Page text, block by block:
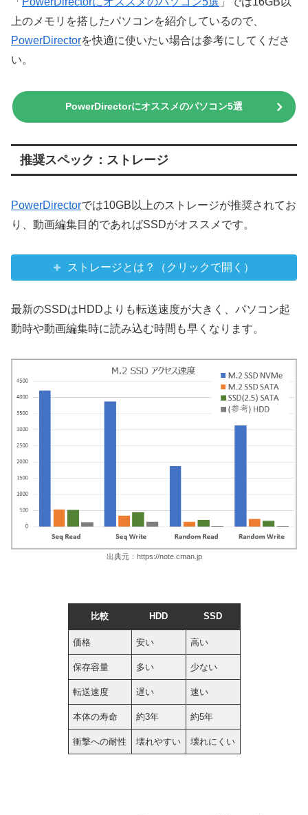
上のメモリを搭したパソコンを紹介しているので、
PowerDirectorを快適に使いたい場合は参考にしてくださ
い。
PowerDirectorにオススメのパソコン5選
推奨スペック：ストレージ
PowerDirectorでは10GB以上のストレージが推奨されてお
り、動画編集目的であればSSDがオススメです。
ストレージとは？（クリックで開く）
最新のSSDはHDDよりも転送速度が大きく、パソコン起
動時や動画編集時に読み込む時間も早くなります。
出典元：https://note.cman.jp
比較 HDD SSD
価格 安い 高い
保存容量 多い 少ない
転送速度 遅い 速い
本体の寿命 約3年 約5年
衝撃への耐性 壊れやすい 壊れにくい